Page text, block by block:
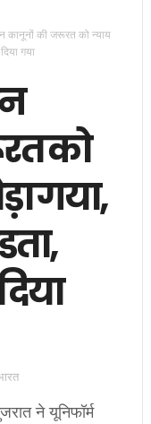
कानूनों की जरूरत को न्याय
गया
को
गया,
ने यूनिफॉर्म